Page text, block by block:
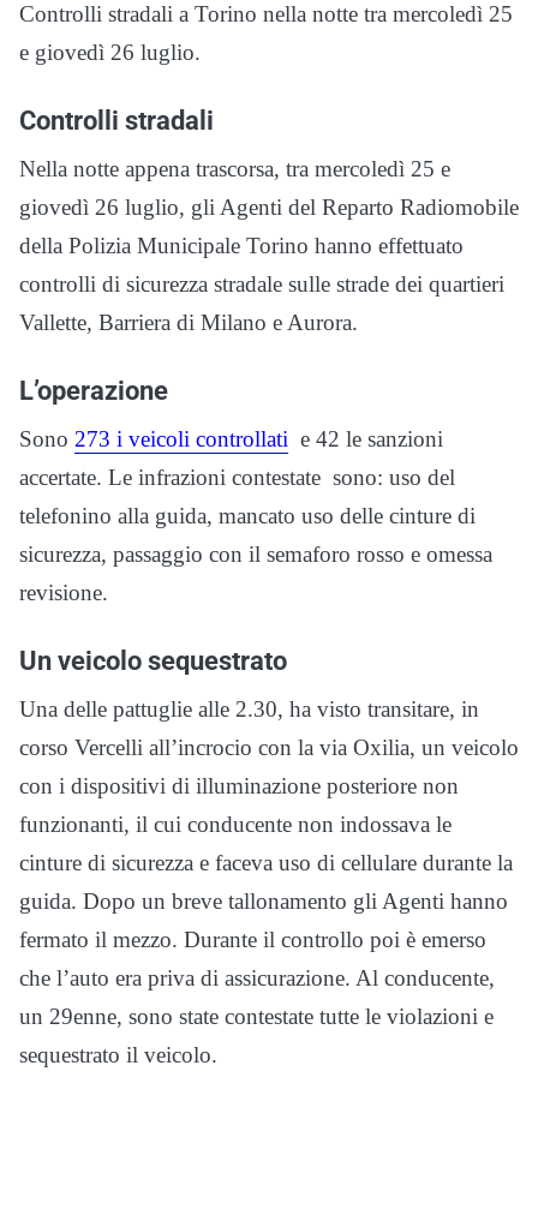
Controlli stradali a Torino nella notte tra mercoledì 25
e giovedì 26 luglio.
Controlli stradali
Nella notte appena trascorsa, tra mercoledì 25 e
giovedì 26 luglio, gli Agenti del Reparto Radiomobile
della Polizia Municipale Torino hanno effettuato
controlli di sicurezza stradale sulle strade dei quartieri
Vallette, Barriera di Milano e Aurora.
L’operazione
Sono 273 i veicoli controllati e 42 le sanzioni
accertate. Le infrazioni contestate sono: uso del
telefonino alla guida, mancato uso delle cinture di
sicurezza, passaggio con il semaforo rosso e omessa
revisione.
Un veicolo sequestrato
Una delle pattuglie alle 2.30, ha visto transitare, in
corso Vercelli all’incrocio con la via Oxilia, un veicolo
con i dispositivi di illuminazione posteriore non
funzionanti, il cui conducente non indossava le
cinture di sicurezza e faceva uso di cellulare durante la
guida. Dopo un breve tallonamento gli Agenti hanno
fermato il mezzo. Durante il controllo poi è emerso
che l’auto era priva di assicurazione. Al conducente,
un 29enne, sono state contestate tutte le violazioni e
sequestrato il veicolo.